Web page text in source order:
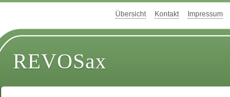
Übersicht Kontakt Impressum
REVOSax